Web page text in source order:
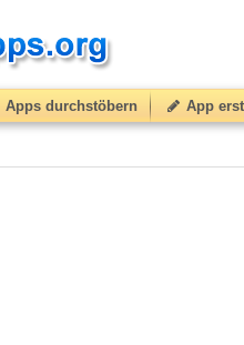
Apps durchstöbern App
10(from10to 50 ) based on1